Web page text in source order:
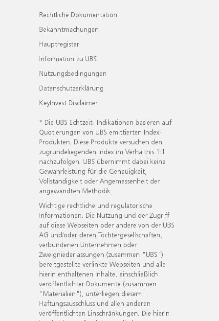
Rechtliche Dokumentation
Bekanntmachungen
Hauptregister
Information zu UBS
Nutzungsbedingungen
Datenschutzerklärung
KeyInvest Disclaimer
* Die UBS Echtzeit- Indikationen basieren auf
Quotierungen von UBS emittierten Index-
Produkten. Diese Produkte versuchen den
zugrundeliegenden Index im Verhältnis 1:1
nachzufolgen. UBS übernimmt dabei keine
Gewährleistung für die Genauigkeit,
Vollständigkeit oder Angemessenheit der
angewandten Methodik.
Wichtige rechtliche und regulatorische
Informationen. Die Nutzung und der Zugriff
auf diese Webseiten oder andere von der UBS
AG und/oder deren Tochtergesellschaften,
verbundenen Unternehmen oder
Zweigniederlassungen (zusammen "UBS")
bereitgestellte verlinkte Webseiten und alle
hierin enthaltenen Inhalte, einschließlich
veröffentlichter Dokumente (zusammen
"Materialien"), unterliegen diesem
Haftungsausschluss und allen anderen
veröffentlichten Einschränkungen. Die hierin